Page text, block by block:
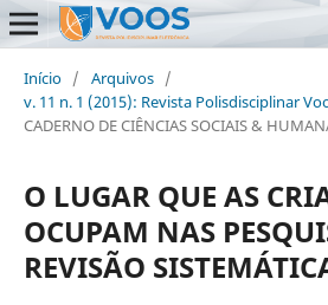
Início / Arquivos /
v. 11 n. 1 (2015): Revista Polisdisciplinar
CADERNO DE CIÊNCIAS SOCIAIS &
O LUGAR QUE AS
OCUPAM NAS
REVISÃO